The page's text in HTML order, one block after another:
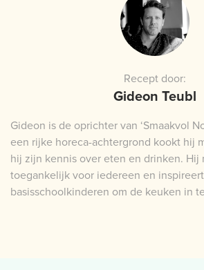
Recept door:
Gideon Teubl
Gideon is de oprichter van ‘Smaakvol
een rijke horeca-achtergrond kookt hij
hij zijn kennis over eten en drinken. Hij
toegankelijk voor iedereen en
basisschoolkinderen om de keuken in